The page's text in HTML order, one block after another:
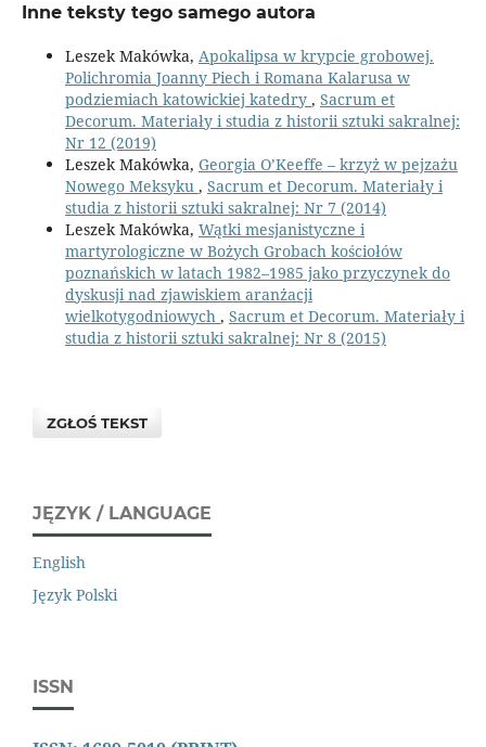
Inne teksty tego samego autora
Leszek Makówka, Apokalipsa w krypcie grobowej.
Polichromia Joanny Piech i Romana Kalarusa w
podziemiach katowickiej katedry , Sacrum et
Decorum. Materiały i studia z historii sztuki sakralnej:
Nr 12 (2019)
Leszek Makówka, Georgia O’Keeffe – krzyż w pejzażu
Nowego Meksyku , Sacrum et Decorum. Materiały i
studia z historii sztuki sakralnej: Nr 7 (2014)
Leszek Makówka, Wątki mesjanistyczne i
martyrologiczne w Bożych Grobach kościołów
poznańskich w latach 1982–1985 jako przyczynek do
dyskusji nad zjawiskiem aranżacji
wielkotygodniowych , Sacrum et Decorum. Materiały i
studia z historii sztuki sakralnej: Nr 8 (2015)
ZGŁOŚ TEKST
JĘZYK / LANGUAGE
English
Język Polski
ISSN